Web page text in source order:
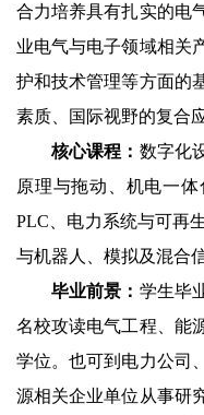
合力培养具有扎实的电
业电气与电子领域相关
护和技术管理等方面的
素质、国际视野的复合
核心课程： 数字化
原理与拖动、机电一
PLC 、电力系统与可再
与机器人、模拟及混合
毕业前景： 学生毕
名校攻读电气工程、能
学位。也可到电力公司
源相关企业单位从事研